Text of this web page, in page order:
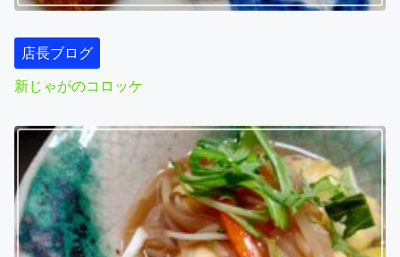
店長ブログ
新じゃがのコロッケ